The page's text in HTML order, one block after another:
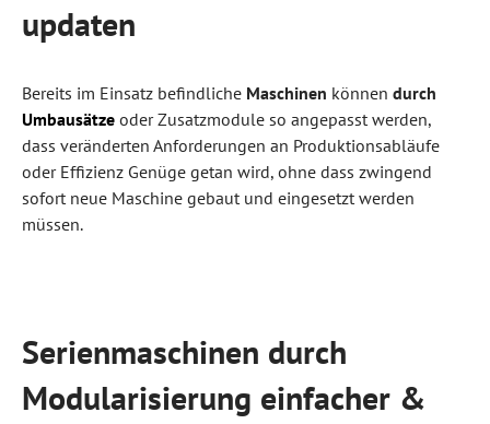
updaten
Bereits im Einsatz befindliche Maschinen können durch
Umbausätze oder Zusatzmodule so angepasst werden,
dass veränderten Anforderungen an Produktionsabläufe
oder Effizienz Genüge getan wird, ohne dass zwingend
sofort neue Maschine gebaut und eingesetzt werden
müssen.
Serienmaschinen durch
Modularisierung einfacher &